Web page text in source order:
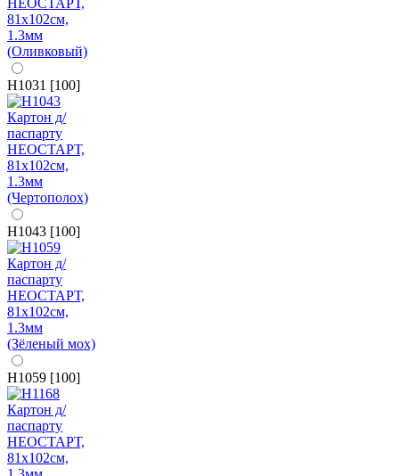
H1031 [100]
H1043 [100]
H1059 [100]